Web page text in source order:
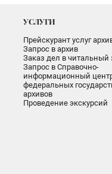
УСЛУГИ
Прейскурант услуг
Запрос в архив
Заказ дел в читальный
Запрос в Справочно-
информационный
федеральных
архивов
Проведение экскурсий